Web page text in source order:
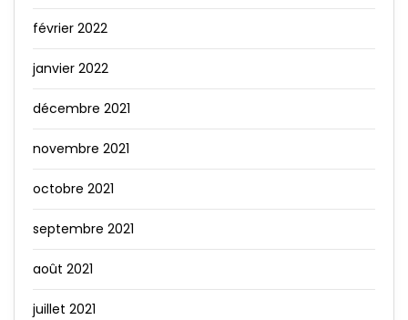
février 2022
janvier 2022
décembre 2021
novembre 2021
octobre 2021
septembre 2021
août 2021
juillet 2021